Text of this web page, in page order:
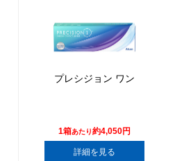
プレシジョン ワン
1箱あたり約4,050円
詳細を見る